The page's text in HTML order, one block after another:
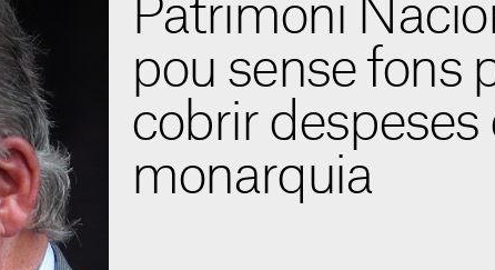
Patrimoni
pou sense fons
cobrir despeses
monarquia